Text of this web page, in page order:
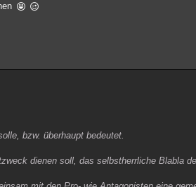
bzw. überhaupt bedeutet.
dienen soll, das selbstherrliche Blabla